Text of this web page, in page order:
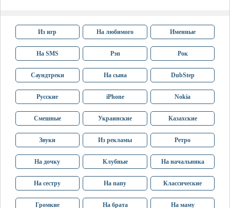
Из игр На любимого Именные
На SMS Рэп Рок
Саундтреки На сына DubStep
Русские iPhone Nokia
Смешные Украинские Казахские
Звуки Из рекламы Ретро
На дочку Клубные На начальника
На сестру На папу Классические
Громкие На брата На маму